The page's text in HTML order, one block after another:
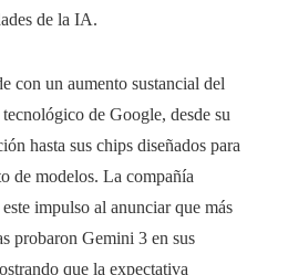
de la IA.
con un aumento sustancial del
de Google, desde su
hasta sus chips diseñados para
de modelos. La compañía
impulso al anunciar que más
probaron Gemini 3 en sus
que la expectativa